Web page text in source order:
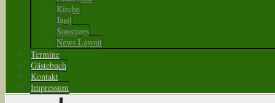
Kirche
Jagd
Sonstiges
News Layout
Termine
Gästebuch
Kontakt
Impressum